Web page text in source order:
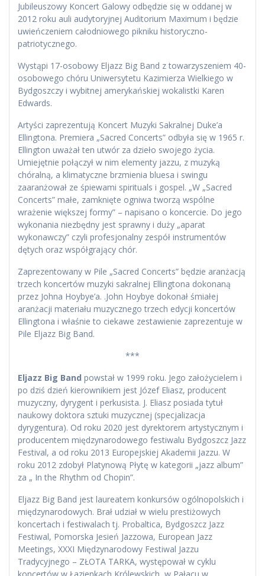
Jubileuszowy Koncert Galowy odbędzie się w oddanej w
2012 roku auli audytoryjnej Auditorium Maximum i będzie
uwieńczeniem całodniowego pikniku historyczno-
patriotycznego.
Wystąpi 17-osobowy Eljazz Big Band z towarzyszeniem 40-
osobowego chóru Uniwersytetu Kazimierza Wielkiego w
Bydgoszczy i wybitnej amerykańskiej wokalistki Karen
Edwards.
Artyści zaprezentują Koncert Muzyki Sakralnej Duke’a
Ellingtona. Premiera „Sacred Concerts” odbyła się w 1965 r.
Ellington uważał ten utwór za dzieło swojego życia.
Umiejętnie połączył w nim elementy jazzu, z muzyką
chóralną, a klimatyczne brzmienia bluesa i swingu
zaaranżował ze śpiewami spirituals i gospel. „W „Sacred
Concerts” małe, zamknięte ogniwa tworzą wspólne
wrażenie większej formy” – napisano o koncercie. Do jego
wykonania niezbędny jest sprawny i duży „aparat
wykonawczy” czyli profesjonalny zespół instrumentów
dętych oraz współgrający chór.
Zaprezentowany w Pile „Sacred Concerts” będzie aranżacją
trzech koncertów muzyki sakralnej Ellingtona dokonaną
przez Johna Hoybye’a. .John Hoybye dokonał śmiałej
aranżacji materiału muzycznego trzech edycji koncertów
Ellingtona i właśnie to ciekawe zestawienie zaprezentuje w
Pile Eljazz Big Band.
***
Eljazz Big Band powstał w 1999 roku. Jego założycielem i
po dziś dzień kierownikiem jest Józef Eliasz, producent
muzyczny, dyrygent i perkusista. J. Eliasz posiada tytuł
naukowy doktora sztuki muzycznej (specjalizacja
dyrygentura). Od roku 2020 jest dyrektorem artystycznym i
producentem międzynarodowego festiwalu Bydgoszcz Jazz
Festival, a od roku 2013 Europejskiej Akademii Jazzu. W
roku 2012 zdobył Platynową Płytę w kategorii „jazz album”
za „ In the Rhythm od Chopin”.
Eljazz Big Band jest laureatem konkursów ogólnopolskich i
międzynarodowych. Brał udział w wielu prestiżowych
koncertach i festiwalach tj. Probaltica, Bydgoszcz Jazz
Festiwal, Pomorska Jesień Jazzowa, European Jazz
Meetings, XXXI Międzynarodowy Festiwal Jazzu
Tradycyjnego – ZŁOTA TARKA, występował w cyklu